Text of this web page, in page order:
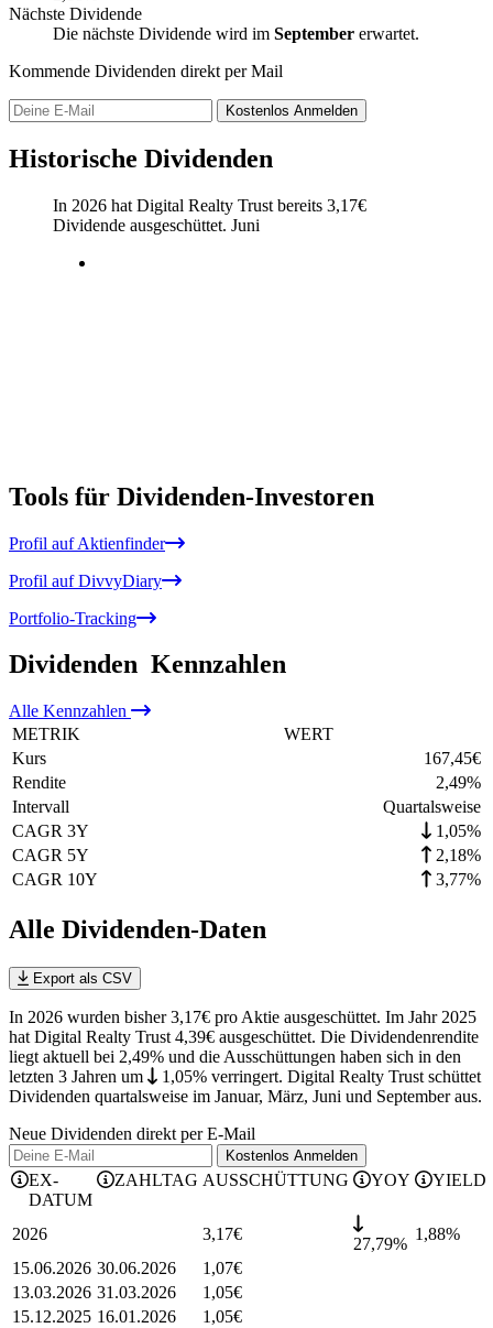
Nächste Dividende
Die nächste Dividende wird im September erwartet.
Kommende Dividenden direkt per Mail
Kostenlos Anmelden
Historische Dividenden
In 2026 hat Digital Realty Trust bereits 3,17€
Dividende ausgeschüttet. Juni
Tools für Dividenden-Investoren
Profil auf Aktienfinder
Profil auf DivvyDiary
Portfolio-Tracking
Dividenden Kennzahlen
Alle Kennzahlen
METRIK
WERT
Kurs
167,45€
Rendite
2,49%
Intervall
Quartalsweise
CAGR 3Y
1,05%
CAGR 5Y
2,18%
CAGR 10Y
3,77%
Alle Dividenden-Daten
Export als CSV
In 2026 wurden bisher 3,17€ pro Aktie ausgeschüttet. Im Jahr 2025
hat Digital Realty Trust 4,39€ ausgeschüttet. Die Dividendenrendite
liegt aktuell bei 2,49% und die Ausschüttungen haben sich in den
letzten 3 Jahren um 1,05% verringert. Digital Realty Trust schüttet
Dividenden quartalsweise im Januar, März, Juni und September aus.
Neue Dividenden direkt per E-Mail
Kostenlos Anmelden
EX-
DATUM
ZAHLTAG AUSSCHÜTTUNG YOY YIELD
2026 3,17€
27,79%
1,88%
15.06.2026 30.06.2026 1,07€
13.03.2026 31.03.2026 1,05€
15.12.2025 16.01.2026 1,05€